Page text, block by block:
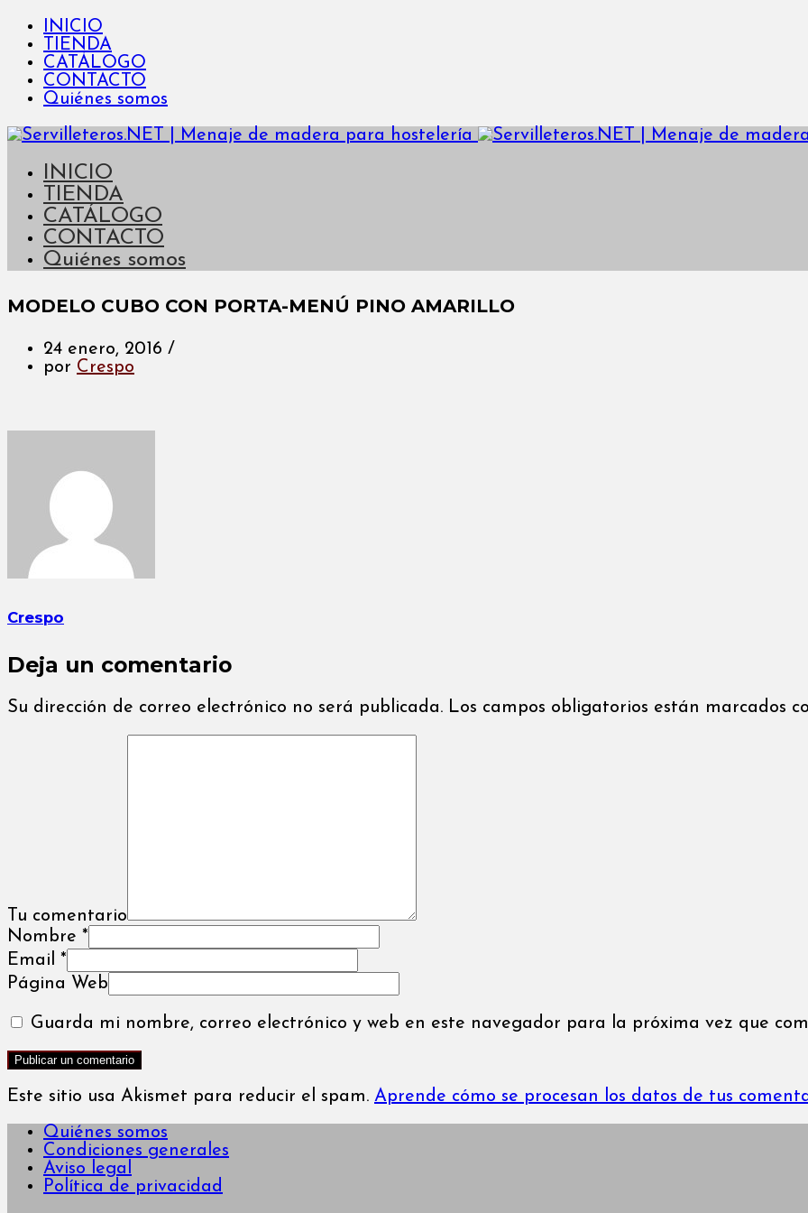
INICIO
TIENDA
CATÁLOGO
CONTACTO
Quiénes somos
INICIO
TIENDA
CATÁLOGO
CONTACTO
Quiénes somos
MODELO CUBO CON PORTA-MENÚ PINO AMARILLO
24 enero, 2016 /
por Crespo
Crespo
Deja un comentario
Su dirección de correo electrónico no será publicada. Los campos obligatorios están marcados
Tu comentario
Nombre *
Email *
Página Web
Guarda mi nombre, correo electrónico y web en este navegador para la próxima vez que
Este sitio usa Akismet para reducir el spam. Aprende cómo se procesan los datos de tus
Quiénes somos
Condiciones generales
Aviso legal
Política de privacidad